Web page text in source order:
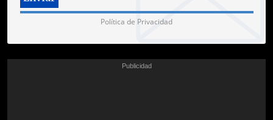
Política de Privacidad